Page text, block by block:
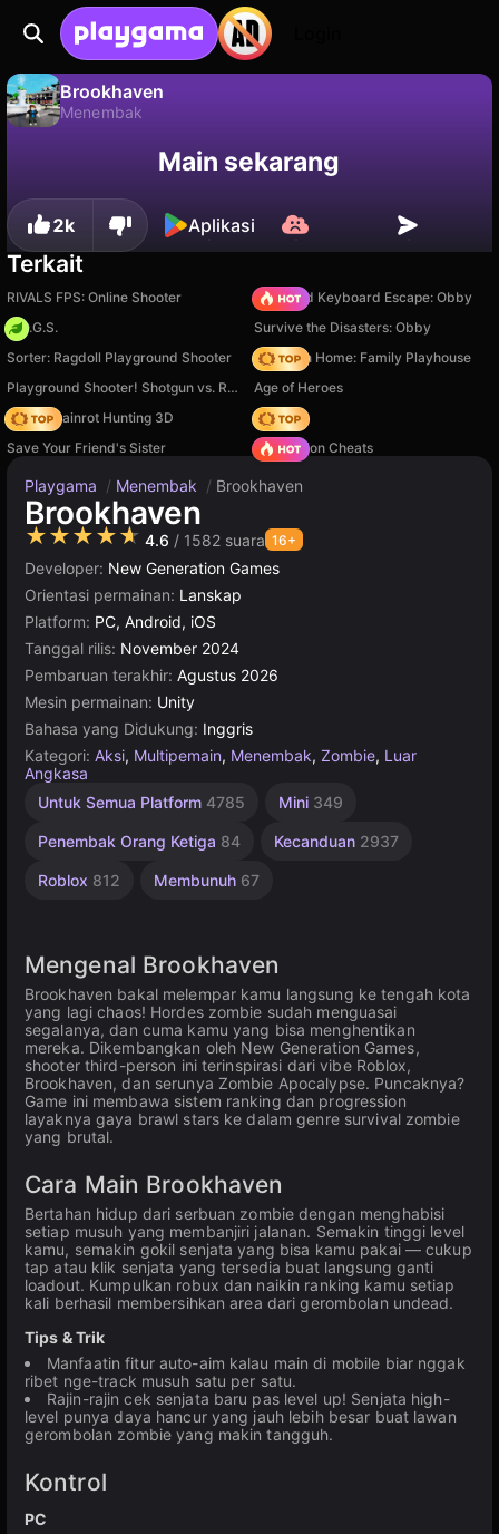
Brookhaven
Menembak
Simpan progresnya!
Main sekarang
2k Aplikasi
Terkait
RIVALS FPS: Online Shooter
+1 Speed Keyboard Escape: Obby
H.O.G.S.
Survive the Disasters: Obby
Sorter: Ragdoll Playground Shooter
My Town Home: Family Playhouse
Playground Shooter! Shotgun vs. Ragdolls!
Age of Heroes
Italian Brainrot Hunting 3D
Hedgies
Save Your Friend's Sister
PVZ Fusion Cheats
Playgama / Menembak / Brookhaven
Brookhaven
★★★★★ 4.6 / 1582 suara 16+
Developer: New Generation Games
Orientasi permainan: Lanskap
Platform: PC, Android, iOS
Tanggal rilis: November 2024
Pembaruan terakhir: Agustus 2026
Mesin permainan: Unity
Bahasa yang Didukung: Inggris
Kategori: Aksi, Multipemain, Menembak, Zombie, Luar
Angkasa
Untuk Semua Platform 4785 Mini 349
Penembak Orang Ketiga 84 Kecanduan 2937
Roblox 812 Membunuh 67
Arena
Desktop
1
4132
Berdarah
Indie
1220
Bertahan
Gerombolan
Rekomendasi
Rusia
Dunia
382
Online
5026
Roblox:
2
Unity
3175
Mengenal Brookhaven
Brookhaven bakal melempar kamu langsung ke tengah kota
yang lagi chaos! Hordes zombie sudah menguasai
segalanya, dan cuma kamu yang bisa menghentikan
mereka. Dikembangkan oleh New Generation Games,
shooter third-person ini terinspirasi dari vibe Roblox,
Brookhaven, dan serunya Zombie Apocalypse. Puncaknya?
Game ini membawa sistem ranking dan progression
layaknya gaya brawl stars ke dalam genre survival zombie
yang brutal.
Cara Main Brookhaven
Bertahan hidup dari serbuan zombie dengan menghabisi
setiap musuh yang membanjiri jalanan. Semakin tinggi level
kamu, semakin gokil senjata yang bisa kamu pakai — cukup
tap atau klik senjata yang tersedia buat langsung ganti
loadout. Kumpulkan robux dan naikin ranking kamu setiap
kali berhasil membersihkan area dari gerombolan undead.
Tips & Trik
Manfaatin fitur auto-aim kalau main di mobile biar nggak
ribet nge-track musuh satu per satu.
Rajin-rajin cek senjata baru pas level up! Senjata high-
level punya daya hancur yang jauh lebih besar buat lawan
gerombolan zombie yang makin tangguh.
Kontrol
PC